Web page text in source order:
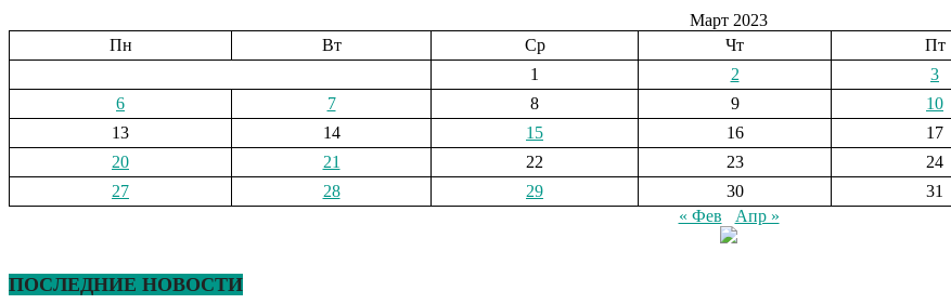
Март 2023
Пн
Вт Ср Чт Пт
1
2 3
6
7 8 9 10
13
14 15 16 17
20
21 22 23 24
27
28 29 30
31
« Фев
Апр »
ПОСЛЕДНИЕ НОВОСТИ